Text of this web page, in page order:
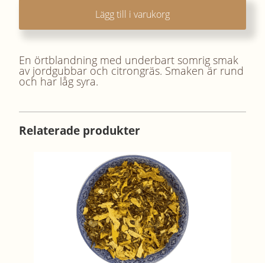
Lägg till i varukorg
En örtblandning med underbart somrig smak
av jordgubbar och citrongräs. Smaken är rund
och har låg syra.
Relaterade produkter